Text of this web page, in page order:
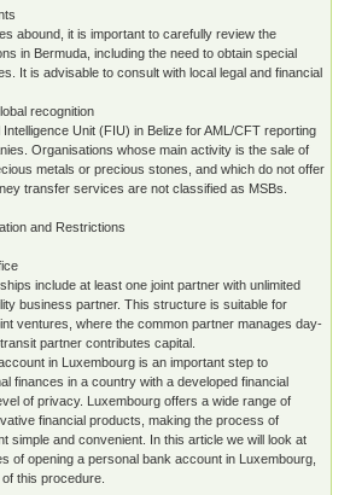
abound, it is important to carefully review the
in Bermuda, including the need to obtain special
It is advisable to consult with local legal and financial
recognition
Unit (FIU) in Belize for AML/CFT reporting
Organisations whose main activity is the sale of
metals or precious stones, and which do not offer
transfer services are not classified as MSBs.
and Restrictions
include at least one joint partner with unlimited
business partner. This structure is suitable for
ventures, where the common partner manages day-
partner contributes capital.
in Luxembourg is an important step to
finances in a country with a developed financial
of privacy. Luxembourg offers a wide range of
financial products, making the process of
simple and convenient. In this article we will look at
of opening a personal bank account in Luxembourg,
this procedure.